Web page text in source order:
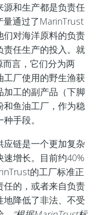
源和生产都是负责任
量通过了MarinTrust
们对海洋原料的负责
责任生产的投入。就
言，它们分为两
工厂使用的野生渔获
工的副产品（下脚
和鱼油工厂，作为稳
手段。
应链是一个更加复杂
增长。目前约40%
的工厂标准正
任的，或者来自负责
降低了非法、不受